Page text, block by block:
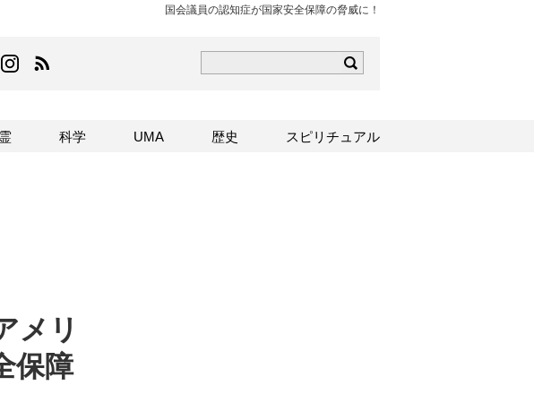
国会議員の認知症が国家安全保障の脅威に！
のFacebookはこちら
TOCANAのinstagramはこちら
メリ
保障
科学 UMA 歴史 スピリチュアル